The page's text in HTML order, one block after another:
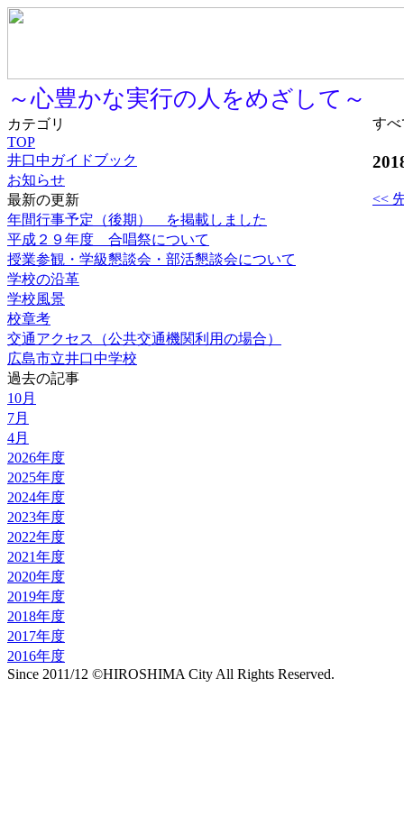
～心豊かな実行の人をめざして～
カテゴリ
TOP
井口中ガイドブック
お知らせ
最新の更新
年間行事予定（後期） を掲載しました
平成２９年度 合唱祭について
授業参観・学級懇談会・部活懇談会について
学校の沿革
学校風景
校章考
交通アクセス（公共交通機関利用の場合）
広島市立井口中学校
過去の記事
10月
7月
4月
2026年度
2025年度
2024年度
2023年度
2022年度
2021年度
2020年度
2019年度
2018年度
2017年度
2016年度
すべ
<<
Since 2011/12 ©HIROSHIMA City All Rights Reserved.